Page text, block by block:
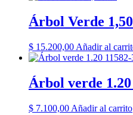
Árbol Verde
$ 15.200,00 Añadir al
Árbol verde 1.20
$ 7.100,00 Añadir al carrito